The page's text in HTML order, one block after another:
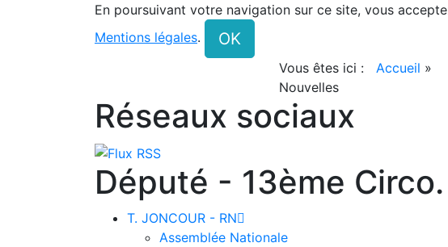
En poursuivant votre navigation sur ce site, vous
Mentions légales. OK
Vous êtes ici : Accueil »
Nouvelles
Réseaux sociaux
Député - 13ème Circo.
T. JONCOUR - RN
Assemblée Nationale